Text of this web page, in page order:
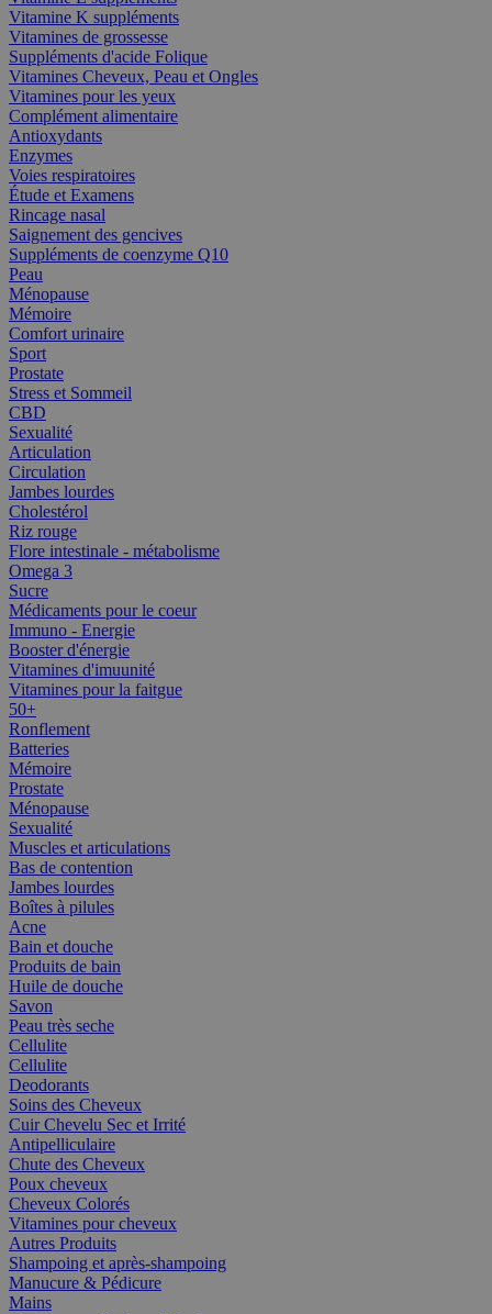
Vitamine K suppléments
Vitamines de grossesse
Suppléments d'acide Folique
Vitamines Cheveux, Peau et Ongles
Vitamines pour les yeux
Complément alimentaire
Antioxydants
Enzymes
Voies respiratoires
Étude et Examens
Rincage nasal
Saignement des gencives
Suppléments de coenzyme Q10
Peau
Ménopause
Mémoire
Comfort urinaire
Sport
Prostate
Stress et Sommeil
CBD
Sexualité
Articulation
Circulation
Jambes lourdes
Cholestérol
Riz rouge
Flore intestinale - métabolisme
Omega 3
Sucre
Médicaments pour le coeur
Immuno - Energie
Booster d'énergie
Vitamines d'imuunité
Vitamines pour la faitgue
50+
Ronflement
Batteries
Mémoire
Prostate
Ménopause
Sexualité
Muscles et articulations
Bas de contention
Jambes lourdes
Boîtes à pilules
Acne
Bain et douche
Produits de bain
Huile de douche
Savon
Peau très seche
Cellulite
Cellulite
Deodorants
Soins des Cheveux
Cuir Chevelu Sec et Irrité
Antipelliculaire
Chute des Cheveux
Poux cheveux
Cheveux Colorés
Vitamines pour cheveux
Autres Produits
Shampoing et après-shampoing
Manucure & Pédicure
Mains